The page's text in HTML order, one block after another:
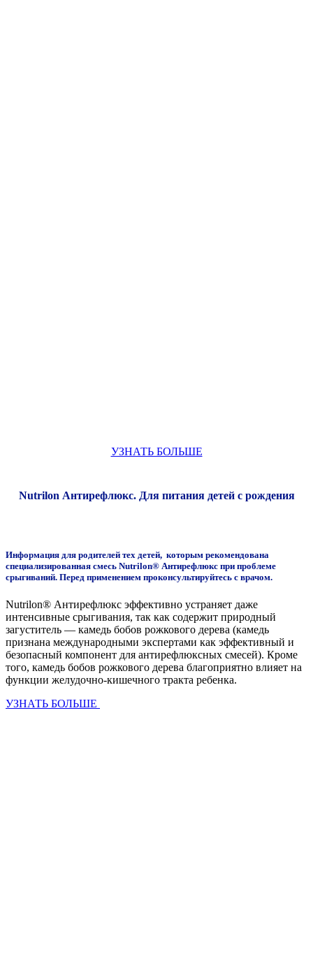
УЗНАТЬ БОЛЬШЕ
Nutrilon Антирефлюкс. Для питания детей с рождения
Информация для родителей тех детей, которым рекомендована
специализированная смесь Nutrilon® Антирефлюкс при проблеме
срыгиваний. Перед применением проконсультируйтесь с врачом.
Nutrilon® Антирефлюкс эффективно устраняет даже
интенсивные срыгивания, так как содержит природный
загуститель — камедь бобов рожкового дерева (камедь
признана международными экспертами как эффективный и
безопасный компонент для антирефлюксных смесей). Кроме
того, камедь бобов рожкового дерева благоприятно влияет на
функции желудочно-кишечного тракта ребенка.
УЗНАТЬ БОЛЬШЕ